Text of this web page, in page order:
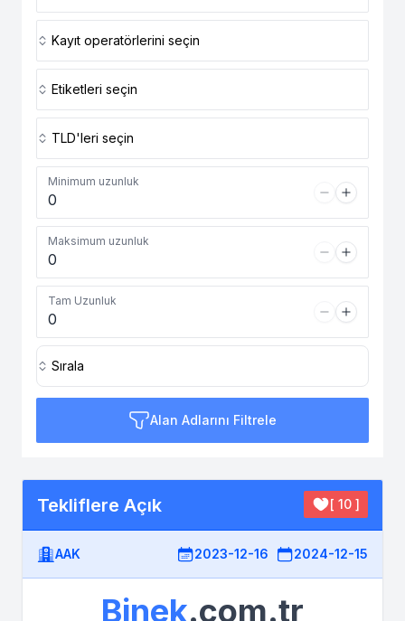
Kayıt operatörlerini seçin
Etiketleri seçin
TLD'leri seçin
Minimum uzunluk
Maksimum uzunluk
Tam Uzunluk
Sırala
Alan Adlarını Filtrele
Tekliflere Açık [ 10 ]
AAK 2023-12-16 2024-12-15
Binek.com.tr